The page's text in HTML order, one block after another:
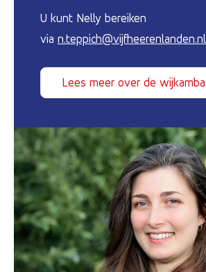
U kunt Nelly bereiken
via n.teppich@vijfheerenlanden.nl
Lees meer over de